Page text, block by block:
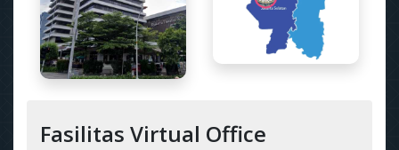
Fasilitas Virtual Office